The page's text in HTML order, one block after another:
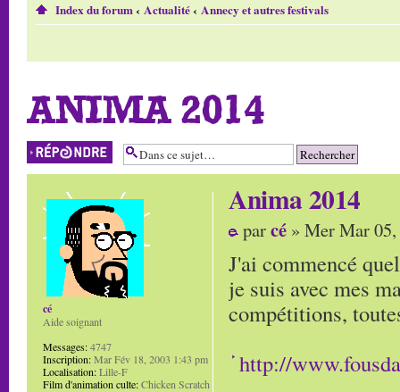
Index du forum‹ Actualité‹ Annecy et autres festivals
ANIMA 2014
Répondre
Anima 2014
parcé » Mer Mar
J'ai commencé
je suis avec mes
compétitions,
http://
cé
Aide soignant
Messages:4747
Inscription:Mar Fév 18, 2003 1:43 pm
Localisation:Lille-F
Film d'animation culte:Chicken Scratch